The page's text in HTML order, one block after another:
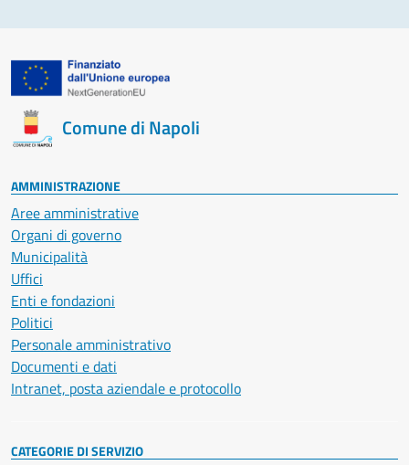
Comune di Napoli
AMMINISTRAZIONE
Aree amministrative
Organi di governo
Municipalità
Uffici
Enti e fondazioni
Politici
Personale amministrativo
Documenti e dati
Intranet, posta aziendale e protocollo
CATEGORIE DI SERVIZIO